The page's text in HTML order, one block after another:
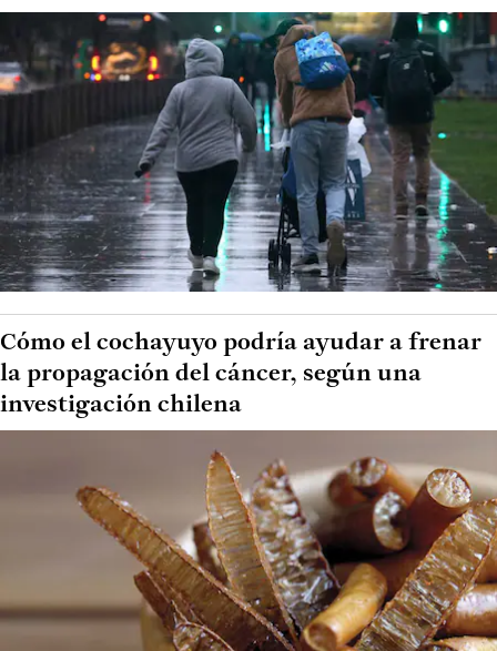
Cómo el cochayuyo podría ayudar a frenar
la propagación del cáncer, según una
investigación chilena